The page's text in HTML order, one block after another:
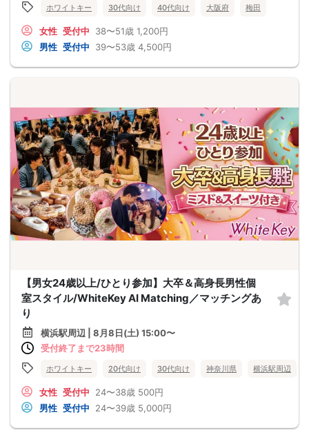
ホワイトキー 30代向け 40代向け 大阪府 梅田
女性 受付中 38〜51歳 1,200円
男性 受付中 39〜53歳 4,500円
【男女24歳以上/ひとり参加】大卒＆高身長男性個
室スタイル/WhiteKey AI Matching／マッチングあ
り
横浜駅周辺 | 8月8日(土) 15:00〜
受付終了まで23時間
ホワイトキー 20代向け 30代向け 神奈川県 横浜駅周辺
女性 受付中 24〜38歳 500円
男性 受付中 24〜39歳 5,000円